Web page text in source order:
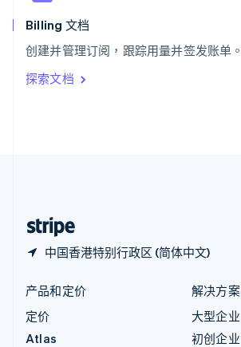
Billing 文档
创建并管理订阅，跟踪用量并签发账单。
探索文档
中国香港特别行政区 (简体中文)
匈牙利
English
ItalianoEnglish
印度
English
产品和定价
定价
Atlas
解决方案
大型企业
初创企业